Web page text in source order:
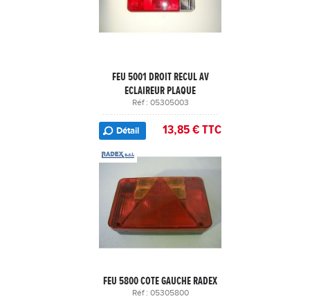
FEU 5001 DROIT RECUL AV
ECLAIREUR PLAQUE
Réf : 05305003
Détail 13,85 € TTC
FEU 5800 COTE GAUCHE RADEX
Réf : 05305800